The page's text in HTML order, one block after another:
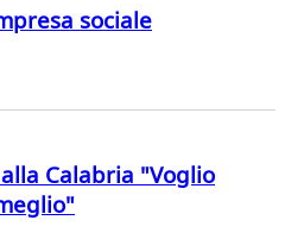
sociale
Calabria "Voglio